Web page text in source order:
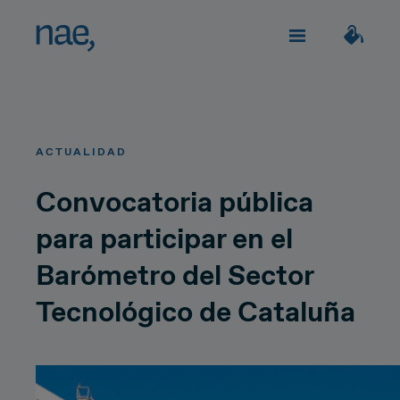
Network Strategy
Hiperconnectivity
Impacto social
Únete
¿Hablamos?
Decidida Perfeccionista
Alegre Clásica
ACTUALIDAD
Convocatoria pública
para participar en el
Barómetro del Sector
Tecnológico de Cataluña